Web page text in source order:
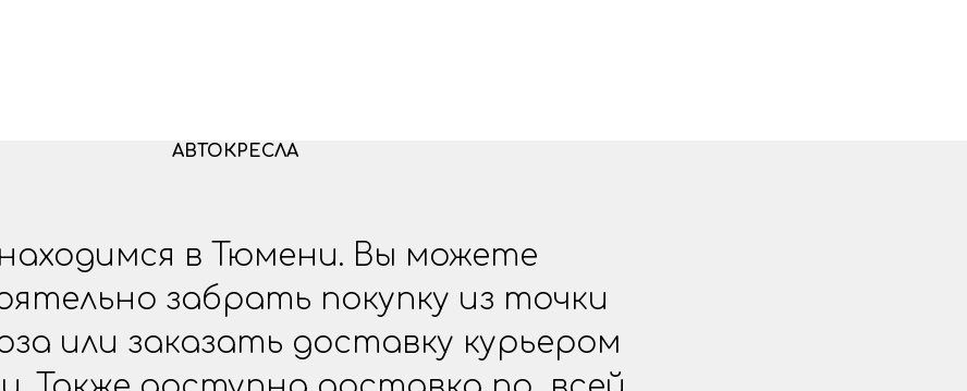
АВТОКРЕСЛА
в Тюмени. Вы можете
забрать покупку из точки
или заказать доставку курьером